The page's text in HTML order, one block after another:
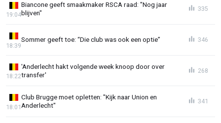
Biancone geeft smaakmaker RSCA raad: "Nog jaar
blijven"
19:04
335
Sommer geeft toe: “Die club was ook een optie”
18:39
346
'Anderlecht hakt volgende week knoop door over
transfer'
18:22
268
Club Brugge moet opletten: "Kijk naar Union en
Anderlecht"
18:01
341